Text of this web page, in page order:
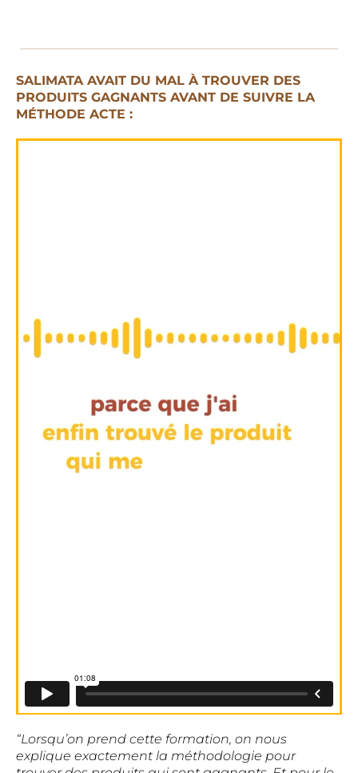
SALIMATA AVAIT DU MAL À TROUVER DES
PRODUITS GAGNANTS AVANT DE SUIVRE LA
MÉTHODE ACTE :
“Lorsqu’on prend cette formation, on nous
explique exactement la méthodologie pour